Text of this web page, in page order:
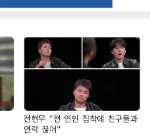
전현무 "전 연인 집착에 친구들과
연락 끊어"